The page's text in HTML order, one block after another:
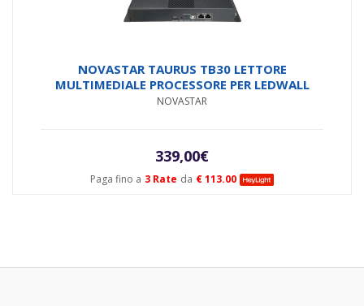
Paga fino a 3 Rate da € 113.00
NOVASTAR TAURUS TB30 LETTORE
MULTIMEDIALE PROCESSORE PER LEDWALL
NOVASTAR
339,00€